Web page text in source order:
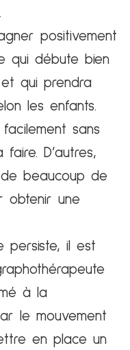
positivement
qui débute bien
qui prendra
les enfants.
sans
D’autres,
beaucoup de
obtenir une
persiste, il est
à la
le mouvement
en place un